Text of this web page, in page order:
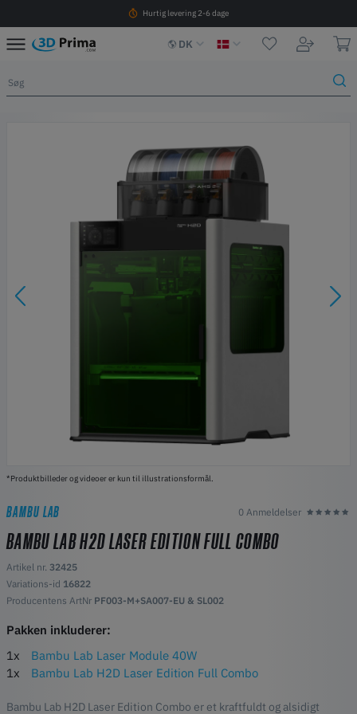
Hurtig levering 2-6 dage
DK
*Produktbilleder og videoer er kun til illustrationsformål.
BAMBU LAB 0 Anmeldelser
BAMBU LAB H2D LASER EDITION FULL COMBO
Artikel nr. 32425
Variations-id 16822
Producentens ArtNr PF003-M+SA007-EU & SL002
Pakken inkluderer:
1x
Bambu Lab Laser Module 40W
1x
Bambu Lab H2D Laser Edition Full Combo
Bambu Lab H2D Laser Edition Combo er et kraftfuldt og alsidigt